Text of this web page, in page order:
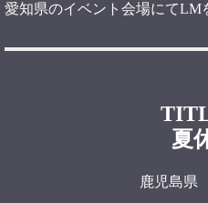
愛知県のイベント会場にてLM
夏
鹿児島